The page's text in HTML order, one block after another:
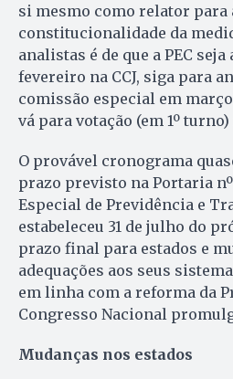
si mesmo como relator para
constitucionalidade da
analistas é de que a PEC
fevereiro na CCJ, siga para
comissão especial em
vá para votação (em 1º
O provável cronograma
prazo previsto na Portaria
Especial de Previdência e
estabeleceu 31 de julho do
prazo final para estados e
adequações aos seus
em linha com a reforma da
Congresso Nacional
Mudanças nos estados